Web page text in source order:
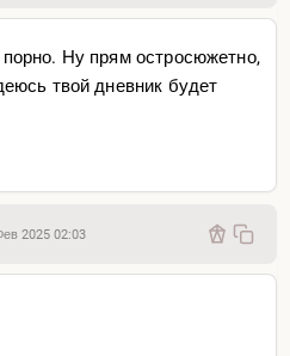
Ну прям остросюжетно,
твой дневник будет
2025 02:03